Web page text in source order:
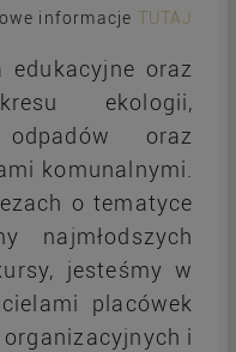
informacje TUTAJ
edukacyjne oraz
ekologii,
oraz
komunalnymi.
o tematyce
najmłodszych
jesteśmy w
placówek
i